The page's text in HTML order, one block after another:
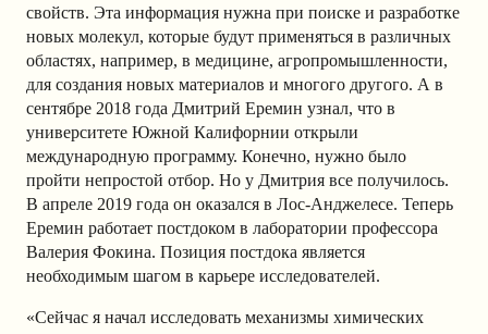
свойств. Эта информация нужна при поиске и разработке
новых молекул, которые будут применяться в различных
областях, например, в медицине, агропромышленности,
для создания новых материалов и многого другого. А в
сентябре 2018 года Дмитрий Еремин узнал, что в
университете Южной Калифорнии открыли
международную программу. Конечно, нужно было
пройти непростой отбор. Но у Дмитрия все получилось.
В апреле 2019 года он оказался в Лос-Анджелесе. Теперь
Еремин работает постдоком в лаборатории профессора
Валерия Фокина. Позиция постдока является
необходимым шагом в карьере исследователей.
«Сейчас я начал исследовать механизмы химических